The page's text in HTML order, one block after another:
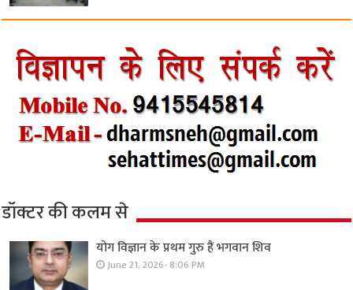
डॉक्टर की कलम से
योग विज्ञान के प्रथम गुरु हैं भगवान शिव
June 21, 2026- 8:06 PM